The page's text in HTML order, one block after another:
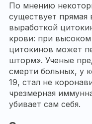
По мнению
существует
выработкой
крови: при
цитокинов может
шторм». Ученые
смерти больных, у
19, стал не
чрезмерная
убивает сам себя.